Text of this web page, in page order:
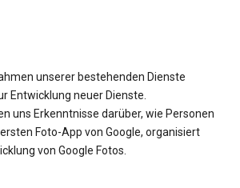
unserer bestehenden Dienste
Entwicklung neuer Dienste.
uns Erkenntnisse darüber, wie Personen
Foto-App von Google, organisiert
von Google Fotos.